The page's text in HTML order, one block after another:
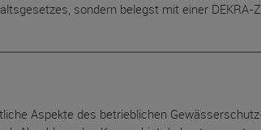
sondern belegst mit einer DEKRA-
Aspekte des betrieblichen